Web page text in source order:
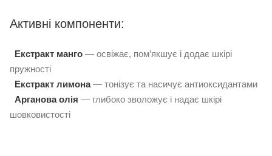
Активні компоненти:
Екстракт манго — освіжає, пом’якшує і додає шкірі
пружності
Екстракт лимона— тонізує та насичує антиоксидантами
Арганова олія — глибоко зволожує і надає шкірі
шовковистості